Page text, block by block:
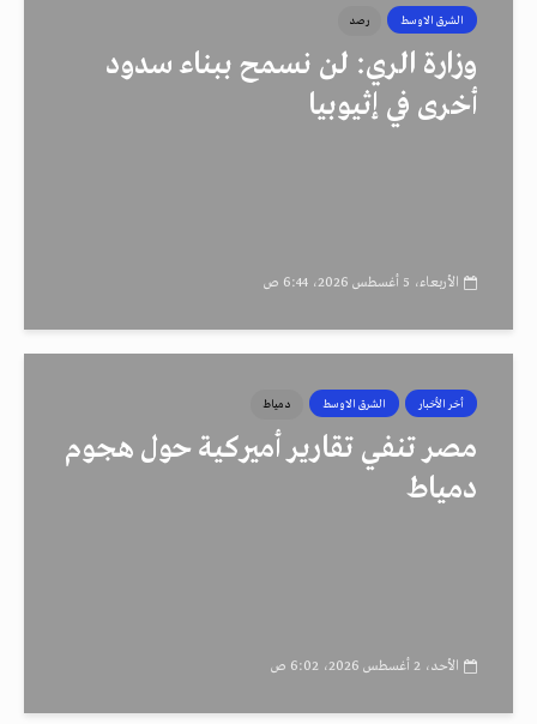
الشرق الاوسط رصد
وزارة الري: لن نسمح ببناء سدود
أخرى في إثيوبيا
الأربعاء، 5 أغسطس 2026، 6:44 ص
أخر الأخبار الشرق الاوسط دمياط
مصر تنفي تقارير أميركية حول هجوم
دمياط
الأحد، 2 أغسطس 2026، 6:02 ص